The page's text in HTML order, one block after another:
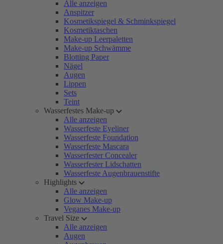
Alle anzeigen
Anspitzer
Kosmetikspiegel & Schminkspiegel
Kosmetiktaschen
Make-up Leerpaletten
Make-up Schwämme
Blotting Paper
Nägel
Augen
Lippen
Sets
Teint
Wasserfestes Make-up
Alle anzeigen
Wasserfeste Eyeliner
Wasserfeste Foundation
Wasserfeste Mascara
Wasserfester Concealer
Wasserfester Lidschatten
Wasserfeste Augenbrauenstifte
Highlights
Alle anzeigen
Glow Make-up
Veganes Make-up
Travel Size
Alle anzeigen
Augen